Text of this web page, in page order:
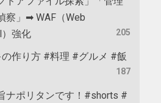
察」➡ WAF（Web
強化
205
作り方 #料理 #グルメ #飯
187
ナポリタンです！#shorts #